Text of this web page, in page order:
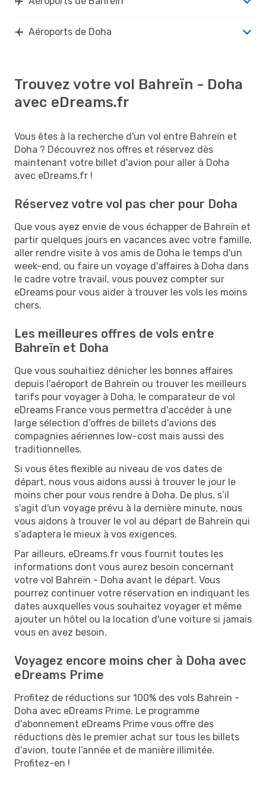
Aéroports de Doha
Trouvez votre vol Bahreïn - Doha
avec eDreams.fr
Vous êtes à la recherche d'un vol entre Bahreïn et
Doha ? Découvrez nos offres et réservez dès
maintenant votre billet d'avion pour aller à Doha
avec eDreams.fr !
Réservez votre vol pas cher pour Doha
Que vous ayez envie de vous échapper de Bahreïn et
partir quelques jours en vacances avec votre famille,
aller rendre visite à vos amis de Doha le temps d'un
week-end, ou faire un voyage d'affaires à Doha dans
le cadre votre travail, vous pouvez compter sur
eDreams pour vous aider à trouver les vols les moins
chers.
Les meilleures offres de vols entre
Bahreïn et Doha
Que vous souhaitiez dénicher les bonnes affaires
depuis l'aéroport de Bahreïn ou trouver les meilleurs
tarifs pour voyager à Doha, le comparateur de vol
eDreams France vous permettra d'accéder à une
large sélection d’offres de billets d'avions des
compagnies aériennes low-cost mais aussi des
traditionnelles.
Si vous êtes flexible au niveau de vos dates de
départ, nous vous aidons aussi à trouver le jour le
moins cher pour vous rendre à Doha. De plus, s’il
s'agit d'un voyage prévu à la dernière minute, nous
vous aidons à trouver le vol au départ de Bahreïn qui
s’adaptera le mieux à vos exigences.
Par ailleurs, eDreams.fr vous fournit toutes les
informations dont vous aurez besoin concernant
votre vol Bahreïn - Doha avant le départ. Vous
pourrez continuer votre réservation en indiquant les
dates auxquelles vous souhaitez voyager et même
ajouter un hôtel ou la location d'une voiture si jamais
vous en avez besoin.
Voyagez encore moins cher à Doha avec
eDreams Prime
Profitez de réductions sur 100% des vols Bahreïn -
Doha avec eDreams Prime. Le programme
d'abonnement eDreams Prime vous offre des
réductions dès le premier achat sur tous les billets
d'avion, toute l’année et de manière illimitée.
Profitez-en !